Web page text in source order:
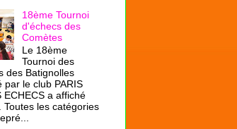
18ème Tournoi
d'échecs des
Comètes
Le 18ème
Tournoi des
des Batignolles
par le club PARIS
ECHECS a affiché
Toutes les catégories